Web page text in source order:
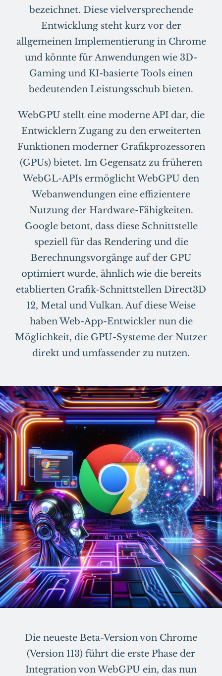
bezeichnet. Diese vielversprechende
Entwicklung steht kurz vor der
allgemeinen Implementierung in Chrome
und könnte für Anwendungen wie 3D-
Gaming und KI-basierte Tools einen
bedeutenden Leistungsschub bieten.
WebGPU stellt eine moderne API dar, die
Entwicklern Zugang zu den erweiterten
Funktionen moderner Grafikprozessoren
(GPUs) bietet. Im Gegensatz zu früheren
WebGL-APIs ermöglicht WebGPU den
Webanwendungen eine effizientere
Nutzung der Hardware-Fähigkeiten.
Google betont, dass diese Schnittstelle
speziell für das Rendering und die
Berechnungsvorgänge auf der GPU
optimiert wurde, ähnlich wie die bereits
etablierten Grafik-Schnittstellen Direct3D
12, Metal und Vulkan. Auf diese Weise
haben Web-App-Entwickler nun die
Möglichkeit, die GPU-Systeme der Nutzer
direkt und umfassender zu nutzen.
Die neueste Beta-Version von Chrome
(Version 113) führt die erste Phase der
Integration von WebGPU ein, das nun